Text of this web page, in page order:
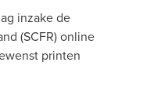
inzake de
(SCFR) online
printen